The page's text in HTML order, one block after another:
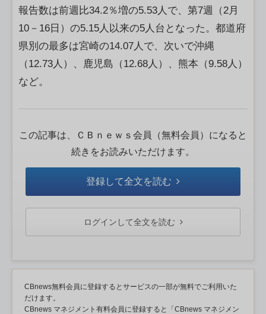
報告数は前週比34.2％増の5.53人で、第7週（2月
10－16日）の5.15人以来の5人台となった。都道府
県別の最多は宮崎の14.07人で、次いで沖縄
（12.73人）、鹿児島（12.68人）、熊本（9.58人）
など。
この記事は、ＣＢｎｅｗｓ会員（無料会員）になると
続きをお読みいただけます。
登録して全文を読む
ログインして全文を読む
CBnews無料会員に登録するとサービスの一部が無料でご利用いた
だけます。
CBnews マネジメント有料会員に登録すると「CBnews マネジメン